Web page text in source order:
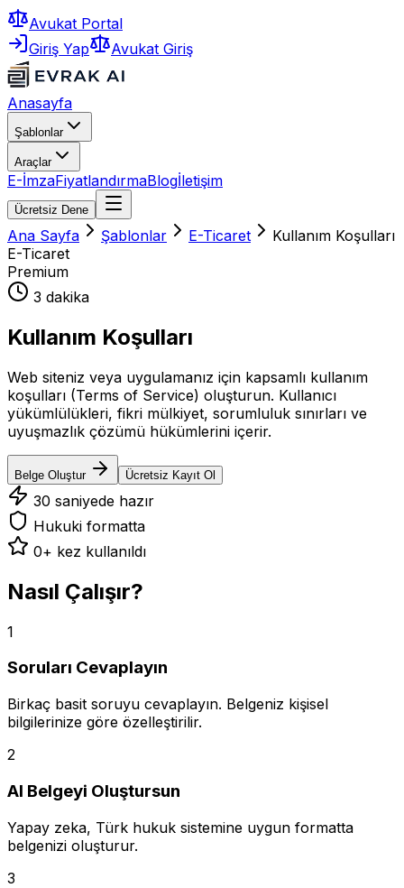
Avukat Portal
Giriş Yap
Avukat Giriş
Anasayfa
Şablonlar
Araçlar
E-İmzaFiyatlandırmaBlogİletişim
Ücretsiz Dene
Ana Sayfa Şablonlar E-Ticaret
Kullanım Koşulları
E-Ticaret
Premium
3 dakika
Kullanım Koşulları
Web siteniz veya uygulamanız için kapsamlı kullanım
koşulları (Terms of Service) oluşturun. Kullanıcı
yükümlülükleri, fikri mülkiyet, sorumluluk sınırları ve
uyuşmazlık çözümü hükümlerini içerir.
Belge Oluştur Ücretsiz Kayıt Ol
30 saniyede hazır
Hukuki formatta
0+ kez kullanıldı
Nasıl Çalışır?
1
Soruları Cevaplayın
Birkaç basit soruyu cevaplayın. Belgeniz kişisel
bilgilerinize göre özelleştirilir.
2
AI Belgeyi Oluştursun
Yapay zeka, Türk hukuk sistemine uygun formatta
belgenizi oluşturur.
3